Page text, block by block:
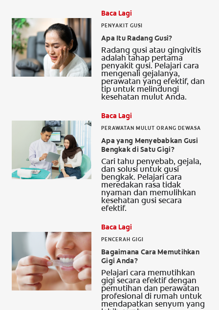
Baca Lagi
PENYAKIT GUSI
Apa Itu Radang Gusi?
Radang gusi atau gingivitis
adalah tahap pertama
penyakit gusi. Pelajari cara
mengenali gejalanya,
perawatan yang efektif, dan
tip untuk melindungi
kesehatan mulut Anda.
Baca Lagi
PERAWATAN MULUT ORANG DEWASA
Apa yang Menyebabkan Gusi
Bengkak di Satu Gigi?
Cari tahu penyebab, gejala,
dan solusi untuk gusi
bengkak. Pelajari cara
meredakan rasa tidak
nyaman dan memulihkan
kesehatan gusi secara
efektif.
Baca Lagi
PENCERAH GIGI
Bagaimana Cara Memutihkan
Gigi Anda?
Pelajari cara memutihkan
gigi secara efektif dengan
pemutihan dan perawatan
profesional di rumah untuk
mendapatkan senyum yang